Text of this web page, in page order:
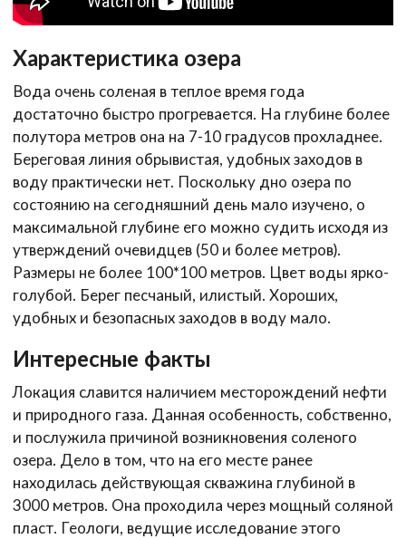
Характеристика озера
Вода очень соленая в теплое время года
достаточно быстро прогревается. На глубине более
полутора метров она на 7-10 градусов прохладнее.
Береговая линия обрывистая, удобных заходов в
воду практически нет. Поскольку дно озера по
состоянию на сегодняшний день мало изучено, о
максимальной глубине его можно судить исходя из
утверждений очевидцев (50 и более метров).
Размеры не более 100*100 метров. Цвет воды ярко-
голубой. Берег песчаный, илистый. Хороших,
удобных и безопасных заходов в воду мало.
Интересные факты
Локация славится наличием месторождений нефти
и природного газа. Данная особенность, собственно,
и послужила причиной возникновения соленого
озера. Дело в том, что на его месте ранее
находилась действующая скважина глубиной в
3000 метров. Она проходила через мощный соляной
пласт. Геологи, ведущие исследование этого